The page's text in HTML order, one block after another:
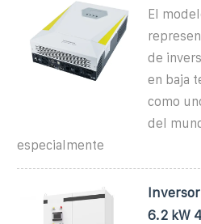
El
de
en baja
como
del
especialmente
6.2 kW